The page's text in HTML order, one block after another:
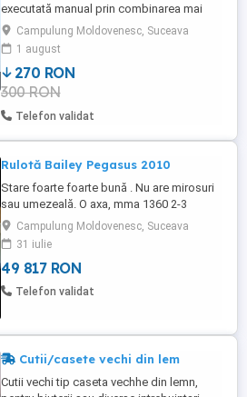
executată manual prin combinarea mai
multor materiale și tehnici.Un cadou inedit
ce oferă spațiului în care este expus, un
aer de eleganță și singularitate. Celor
interesați le pot trimite video în care sunt
surprinse detalii ce nu se pot observa în
foto. Dimensiuni ...
Campulung Moldovenesc, Suceava
1 august
270 RON
300 RON
Telefon validat
Rulotă Bailey Pegasus 2010
Stare foarte foarte bună . Nu are mirosuri
sau umezeală. O axa, mma 1360 2-3
persoane Toate utilitățile perfect
funcționale
Campulung Moldovenesc, Suceava
31 iulie
49 817 RON
Telefon validat
Cutii/casete vechi din lem
Cutii vechi tip caseta vechhe din lemn,